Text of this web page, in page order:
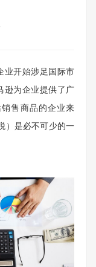
开始涉足国际市
逊为企业提供了广
售商品的企业来
）是必不可少的一